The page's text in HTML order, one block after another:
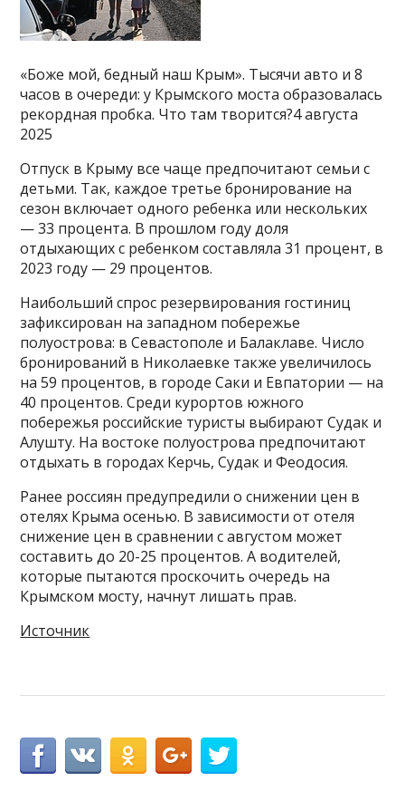
«Боже мой, бедный наш Крым». Тысячи авто и 8
часов в очереди: у Крымского моста образовалась
рекордная пробка. Что там творится?4 августа
2025
Отпуск в Крыму все чаще предпочитают семьи с
детьми. Так, каждое третье бронирование на
сезон включает одного ребенка или нескольких
— 33 процента. В прошлом году доля
отдыхающих с ребенком составляла 31 процент, в
2023 году — 29 процентов.
Наибольший спрос резервирования гостиниц
зафиксирован на западном побережье
полуострова: в Севастополе и Балаклаве. Число
бронирований в Николаевке также увеличилось
на 59 процентов, в городе Саки и Евпатории — на
40 процентов. Среди курортов южного
побережья российские туристы выбирают Судак и
Алушту. На востоке полуострова предпочитают
отдыхать в городах Керчь, Судак и Феодосия.
Ранее россиян предупредили о снижении цен в
отелях Крыма осенью. В зависимости от отеля
снижение цен в сравнении с августом может
составить до 20-25 процентов. А водителей,
которые пытаются проскочить очередь на
Крымском мосту, начнут лишать прав.
Источник